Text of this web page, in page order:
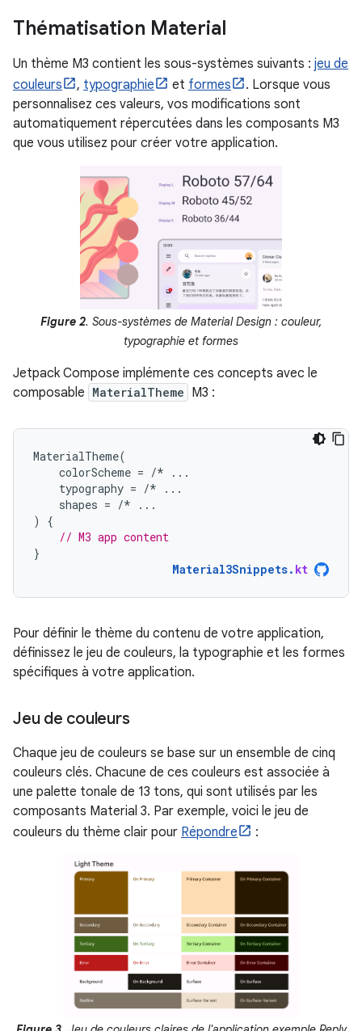
Thématisation Material
Un thème M3 contient les sous-systèmes suivants : jeu de
couleurs
, typographie et formes
. Lorsque vous
personnalisez ces valeurs, vos modifications sont
automatiquement répercutées dans les composants M3
que vous utilisez pour créer votre application.
Figure 2. Sous-systèmes de Material Design : couleur,
typographie et formes
Jetpack Compose implémente ces concepts avec le
composable MaterialTheme M3 :
MaterialTheme(
colorScheme = /*
...
typography = /*
...
shapes = /*
...
)
{
// M3 app content
}
Material3Snippets. kt
Pour définir le thème du contenu de votre application,
définissez le jeu de couleurs, la typographie et les formes
spécifiques à votre application.
Jeu de couleurs
Chaque jeu de couleurs se base sur un ensemble de cinq
couleurs clés. Chacune de ces couleurs est associée à
une palette tonale de 13 tons, qui sont utilisés par les
composants Material 3. Par exemple, voici le jeu de
couleurs du thème clair pour Répondre :